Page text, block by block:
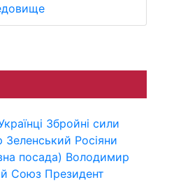
Збройні сили
Росіяни
посада) Володимир
Союз Президент